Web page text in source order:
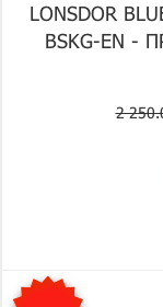
LONSDOR
BSKG-EN -
2